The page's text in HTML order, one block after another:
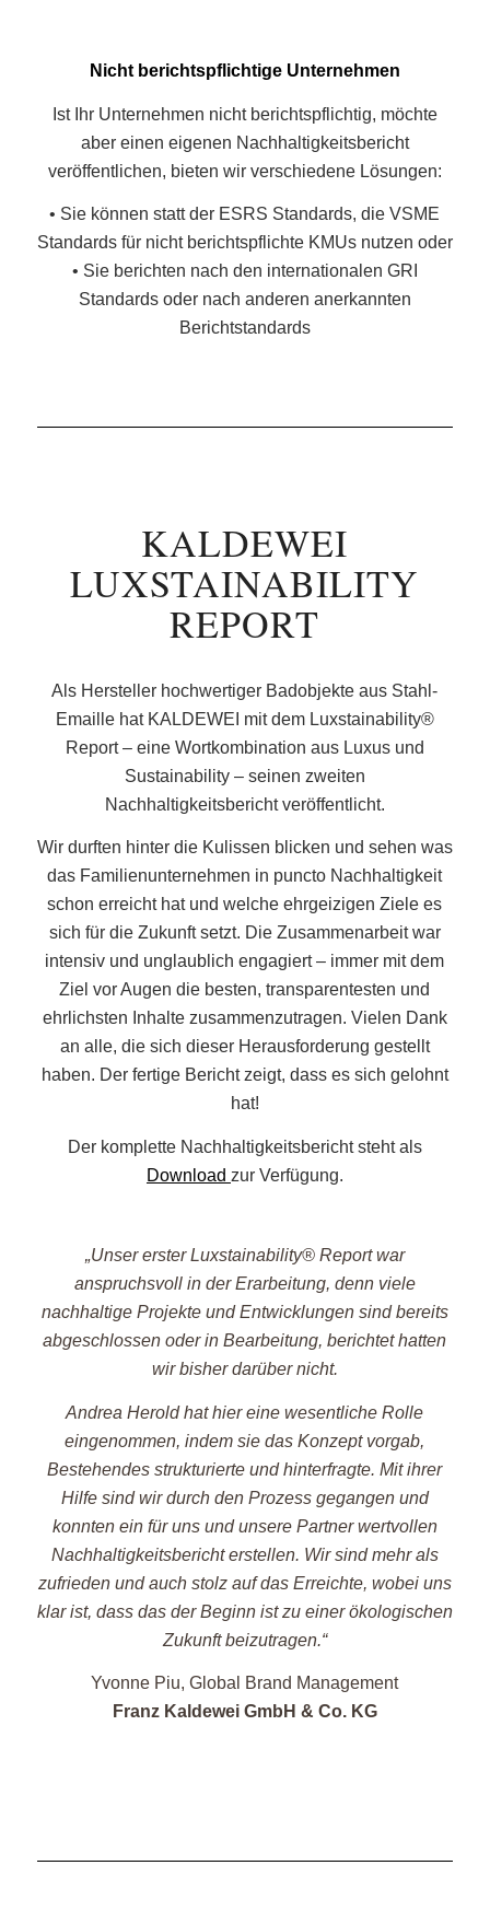
Nicht berichtspflichtige Unternehmen
Ist Ihr Unternehmen nicht berichtspflichtig, möchte
aber einen eigenen Nachhaltigkeitsbericht
veröffentlichen, bieten wir verschiedene Lösungen:
• Sie können statt der ESRS Standards, die VSME
Standards für nicht berichtspflichte KMUs nutzen oder
• Sie berichten nach den internationalen GRI
Standards oder nach anderen anerkannten
Berichtstandards
KALDEWEI
LUXSTAINABILITY
REPORT
Als Hersteller hochwertiger Badobjekte aus Stahl-
Emaille hat KALDEWEI mit dem Luxstainability®
Report – eine Wortkombination aus Luxus und
Sustainability – seinen zweiten
Nachhaltigkeitsbericht veröffentlicht.
Wir durften hinter die Kulissen blicken und sehen was
das Familienunternehmen in puncto Nachhaltigkeit
schon erreicht hat und welche ehrgeizigen Ziele es
sich für die Zukunft setzt. Die Zusammenarbeit war
intensiv und unglaublich engagiert – immer mit dem
Ziel vor Augen die besten, transparentesten und
ehrlichsten Inhalte zusammenzutragen. Vielen Dank
an alle, die sich dieser Herausforderung gestellt
haben. Der fertige Bericht zeigt, dass es sich gelohnt
hat!
Der komplette Nachhaltigkeitsbericht steht als
Download zur Verfügung.
„Unser erster Luxstainability® Report war
anspruchsvoll in der Erarbeitung, denn viele
nachhaltige Projekte und Entwicklungen sind bereits
abgeschlossen oder in Bearbeitung, berichtet hatten
wir bisher darüber nicht.
Andrea Herold hat hier eine wesentliche Rolle
eingenommen, indem sie das Konzept vorgab,
Bestehendes strukturierte und hinterfragte. Mit ihrer
Hilfe sind wir durch den Prozess gegangen und
konnten ein für uns und unsere Partner wertvollen
Nachhaltigkeitsbericht erstellen. Wir sind mehr als
zufrieden und auch stolz auf das Erreichte, wobei uns
klar ist, dass das der Beginn ist zu einer ökologischen
Zukunft beizutragen.“
Yvonne Piu, Global Brand Management
Franz Kaldewei GmbH & Co. KG